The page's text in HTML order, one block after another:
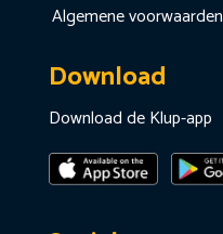
Algemene voorwaarden
Download
Download de Klup-app